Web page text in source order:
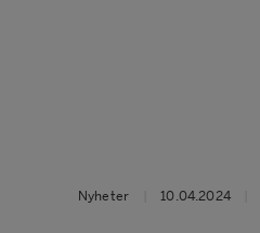
Nyheter 10.04.2024